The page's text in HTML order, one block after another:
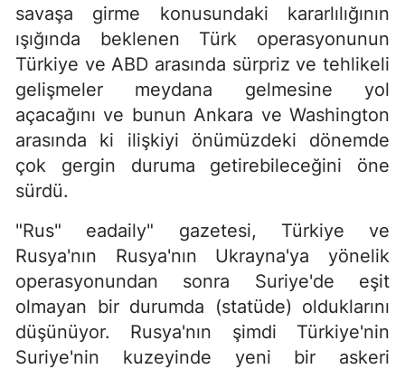
savaşa girme konusundaki kararlılığının
ışığında beklenen Türk operasyonunun
Türkiye ve ABD arasında sürpriz ve tehlikeli
gelişmeler meydana gelmesine yol
açacağını ve bunun Ankara ve Washington
arasında ki ilişkiyi önümüzdeki dönemde
çok gergin duruma getirebileceğini öne
sürdü.
"Rus" eadaily" gazetesi, Türkiye ve
Rusya'nın Rusya'nın Ukrayna'ya yönelik
operasyonundan sonra Suriye'de eşit
olmayan bir durumda (statüde) olduklarını
düşünüyor. Rusya'nın şimdi Türkiye'nin
Suriye'nin kuzeyinde yeni bir askeri